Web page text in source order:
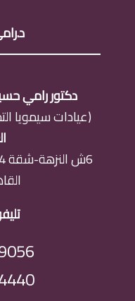
دكتور رامي
(عيادات سيمويا
6ش النزهة-شقة 4 بالميزانين-مصر الجديدة